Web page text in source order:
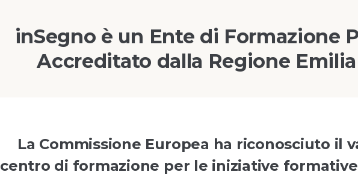
inSegno è un Ente di Formazione
Accreditato dalla Regione
La Commissione Europea ha riconosciuto il
centro di formazione per le iniziative